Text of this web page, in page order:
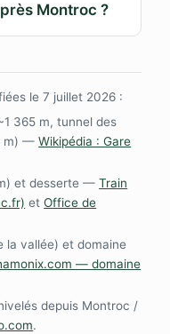
Montroc ?
le 7 juillet 2026 :
365 m, tunnel des
m) —Wikipédia : Gare
et desserte —Train
etOffice de
la vallée) et domaine
— domaine
depuis Montroc /
.